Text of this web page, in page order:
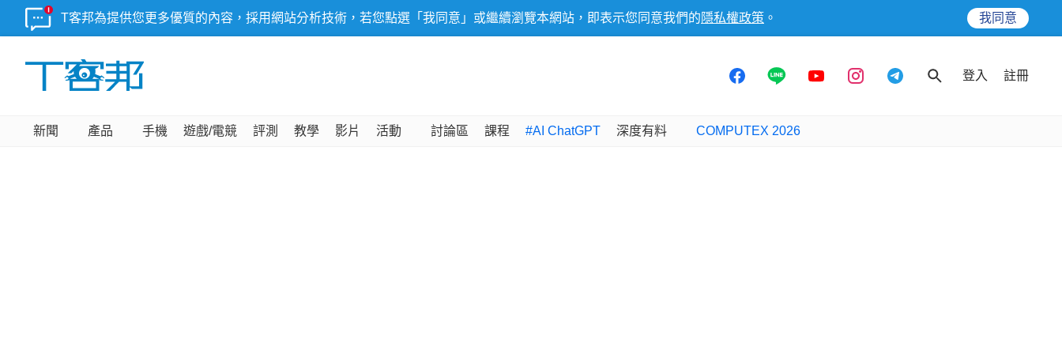
T客邦為提供您更多優質的內容，採用網站分析技術，若您點選「我同意」或繼續瀏覽本網站，即表示您同意我們的 隱私權政策 。 我同意
登入 註冊
新聞 產品 手機 遊戲/電競 評測 教學 影片 活動 討論區 課程 #AI ChatGPT 深度有料 COMPUTEX 2026